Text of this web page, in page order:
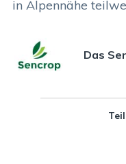
in Alpennähe
Das